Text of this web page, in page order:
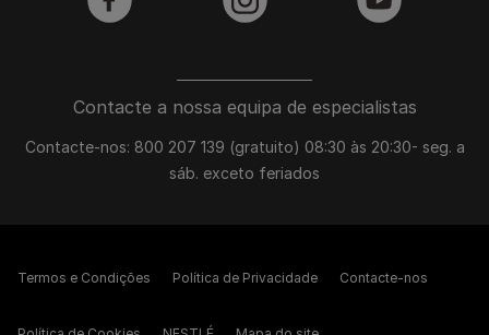
Contacte a nossa equipa de especialistas
Contacte-nos: 800 207 139 (gratuito) 08:30 às 20:30- seg. a
sáb. exceto feriados
facebook instagram youtube
Termos e Condições Política de Privacidade Contacte-nos